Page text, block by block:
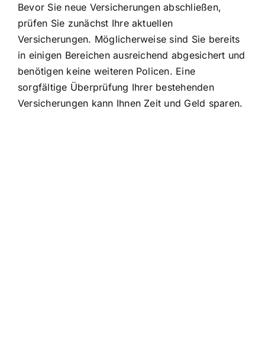
Bevor Sie neue Versicherungen abschließen,
prüfen Sie zunächst Ihre aktuellen
Versicherungen. Möglicherweise sind Sie bereits
in einigen Bereichen ausreichend abgesichert und
benötigen keine weiteren Policen. Eine
sorgfältige Überprüfung Ihrer bestehenden
Versicherungen kann Ihnen Zeit und Geld sparen.